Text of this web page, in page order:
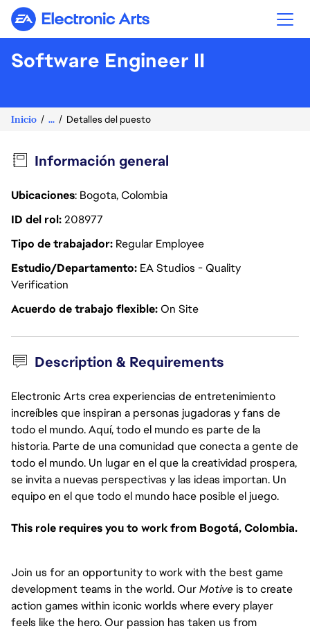
Electronic Arts
Software Engineer II
Inicio ... Detalles del puesto
Información general
Ubicaciones: Bogota, Colombia
ID del rol208977
Tipo de trabajador Regular Employee
Estudio/Departamento EA Studios - Quality
Verification
Acuerdo de trabajo flexibleOn Site
Description & Requirements
Electronic Arts crea experiencias de entretenimiento
increíbles que inspiran a personas jugadoras y fans de
todo el mundo. Aquí, todo el mundo es parte de la
historia. Parte de una comunidad que conecta a gente de
todo el mundo. Un lugar en el que la creatividad prospera,
se invita a nuevas perspectivas y las ideas importan. Un
equipo en el que todo el mundo hace posible el juego.
This role requires you to work from Bogotá, Colombia.
Join us for an opportunity to work with the best game
development teams in the world. OurMotive is to create
action games within iconic worlds where every player
feels like the hero. Our passion has taken us from